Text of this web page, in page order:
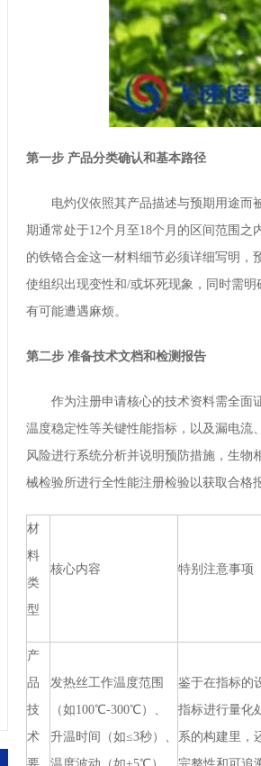
第一步 产品分类确认和基本路径
电灼仪依照其产品描述与预期用途而被
期通常处于12个月至18个月的区间范围
的铁铬合金这一材料细节必须详细写明，
使组织出现变性和/或坏死现象，同时需
有可能遭遇麻烦。
第二步 准备技术文档和检测报告
作为注册申请核心的技术资料需全面证
温度稳定性等关键性能指标，以及漏电流
风险进行系统分析并说明预防措施，生
械检验所进行全性能注册检验以获取合格
材
料
类
型
核心内容 特别注意事项
产
品
技
术
发热丝工作温度范围
（如100℃-300℃）、
升温时间（如≤3秒）、
鉴于在指标的
指标进行量化
系的构建里，